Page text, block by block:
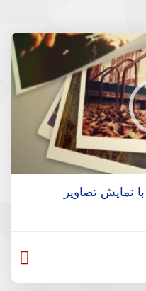
نمایش تصاویر